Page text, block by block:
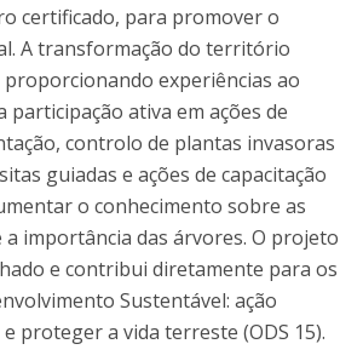
certificado, para promover o
A transformação do território
experiências ao
participação ativa em ações de
controlo de plantas invasoras
guiadas e ações de capacitação
o conhecimento sobre as
a importância das árvores. O projeto
e contribui diretamente para os
Sustentável: ação
e proteger a vida terreste (ODS 15).